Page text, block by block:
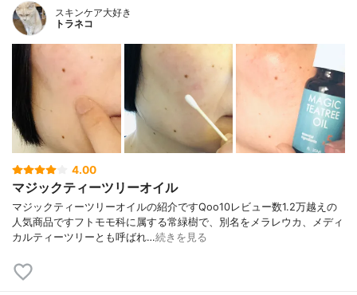
スキンケア大好き
トラネコ
4.00
マジックティーツリーオイル
マジックティーツリーオイルの紹介ですQoo10レビュー数1.2万越えの
人気商品ですフトモモ科に属する常緑樹で、別名をメラレウカ、メディ
カルティーツリーとも呼ばれ…続きを見る